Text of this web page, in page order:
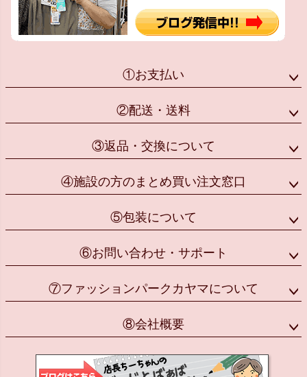
①お支払い
②配送・送料
③返品・交換について
④施設の方のまとめ買い注文窓口
⑤包装について
⑥お問い合わせ・サポート
⑦ファッションパークカヤマについて
⑧会社概要